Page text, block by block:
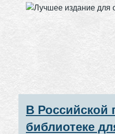
В Российской
библиотеке